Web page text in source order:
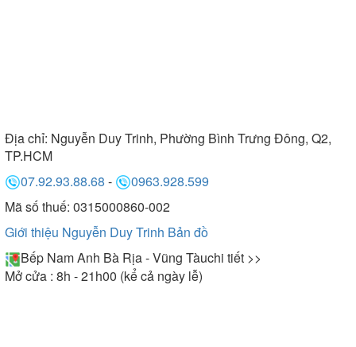
Địa chỉ: Nguyễn Duy Trinh, Phường Bình Trưng Đông, Q2,
TP.HCM
07.92.93.88.68 -
0963.928.599
Mã số thuế: 0315000860-002
Giới thiệu Nguyễn Duy Trinh Bản đồ
Bếp Nam Anh Bà Rịa - Vũng Tàuchi tiết >>
Mở cửa : 8h - 21h00 (kể cả ngày lễ)